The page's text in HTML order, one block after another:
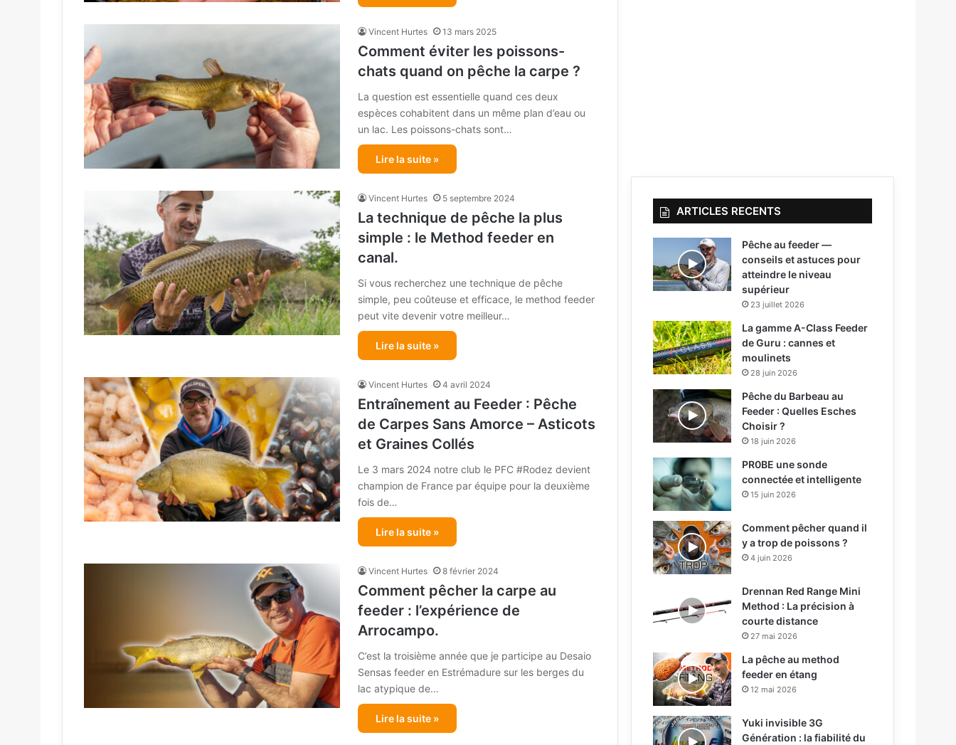
Vincent Hurtes 13 mars 2025
Comment éviter les poissons-
chats quand on pêche la carpe ?
La question est essentielle quand ces deux
espèces cohabitent dans un même plan d’eau ou
un lac. Les poissons-chats sont…
Lire la suite »
Vincent Hurtes 5 septembre 2024
La technique de pêche la plus
simple : le Method feeder en
canal.
Si vous recherchez une technique de pêche
simple, peu coûteuse et efficace, le method feeder
peut vite devenir votre meilleur…
Lire la suite »
Vincent Hurtes 4 avril 2024
Entraînement au Feeder : Pêche
de Carpes Sans Amorce – Asticots
et Graines Collés
Le 3 mars 2024 notre club le PFC #Rodez devient
champion de France par équipe pour la deuxième
fois de…
Lire la suite »
Vincent Hurtes 8 février 2024
Comment pêcher la carpe au
feeder : l’expérience de
Arrocampo.
C’est la troisième année que je participe au Desaio
Sensas feeder en Estrémadure sur les berges du
lac atypique de…
Lire la suite »
ARTICLES RECENTS
Pêche au feeder —
conseils et astuces pour
atteindre le niveau
supérieur
23 juillet 2026
La gamme A-Class Feeder
de Guru : cannes et
moulinets
28 juin 2026
Pêche du Barbeau au
Feeder : Quelles Esches
Choisir ?
18 juin 2026
PR0BE une sonde
connectée et intelligente
15 juin 2026
Comment pêcher quand il
y a trop de poissons ?
4 juin 2026
Drennan Red Range Mini
Method : La précision à
courte distance
27 mai 2026
La pêche au method
feeder en étang
12 mai 2026
Yuki invisible 3G
Génération : la fiabilité du